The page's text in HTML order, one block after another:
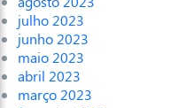
julho 2023
junho 2023
maio 2023
abril 2023
março 2023